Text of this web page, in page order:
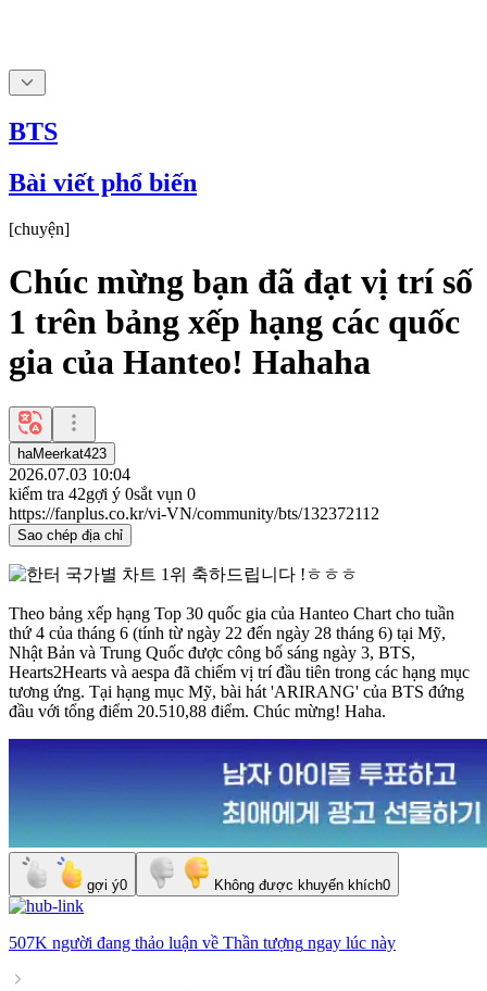
BTS
Bài viết phổ biến
[chuyện]
Chúc mừng bạn đã đạt vị trí số
1 trên bảng xếp hạng các quốc
gia của Hanteo! Hahaha
haMeerkat423
2026.07.03 10:04
kiểm tra 42gợi ý 0sắt vụn 0
https://fanplus.co.kr/vi-VN/community/bts/132372112
Sao chép địa chỉ
Theo bảng xếp hạng Top 30 quốc gia của Hanteo Chart cho tuần
thứ 4 của tháng 6 (tính từ ngày 22 đến ngày 28 tháng 6) tại Mỹ,
Nhật Bản và Trung Quốc được công bố sáng ngày 3, BTS,
Hearts2Hearts và aespa đã chiếm vị trí đầu tiên trong các hạng mục
tương ứng. Tại hạng mục Mỹ, bài hát 'ARIRANG' của BTS đứng
đầu với tổng điểm 20.510,88 điểm. Chúc mừng! Haha.
gợi ý0 Không được khuyến khích0
507K người đang thảo luận về Thần tượng ngay lúc này